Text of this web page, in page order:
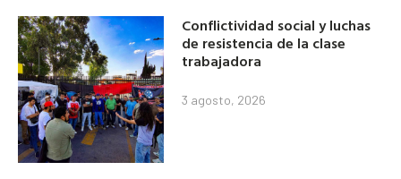
Conflictividad social y luchas
de resistencia de la clase
trabajadora
3 agosto, 2026